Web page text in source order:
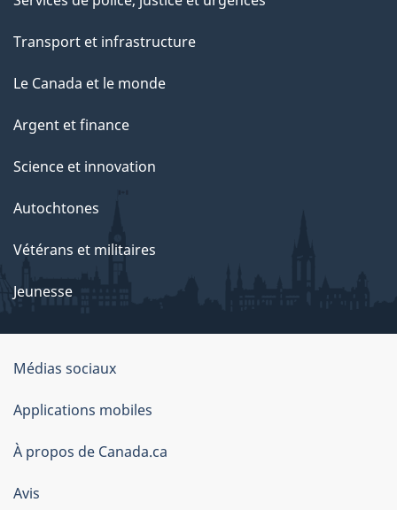
a
g
Transport et infrastructure
Le Canada et le monde
Argent et finance
Science et innovation
Autochtones
Vétérans et militaires
Jeunesse
À
propos
de
ce
Médias sociaux
Applications mobiles
À propos de Canada.ca
Avis